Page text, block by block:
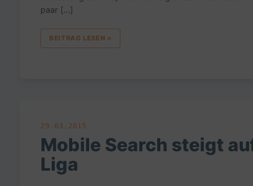
paar […]
BEITRAG LESEN »
29.03.2015
Mobile Search steigt
Liga